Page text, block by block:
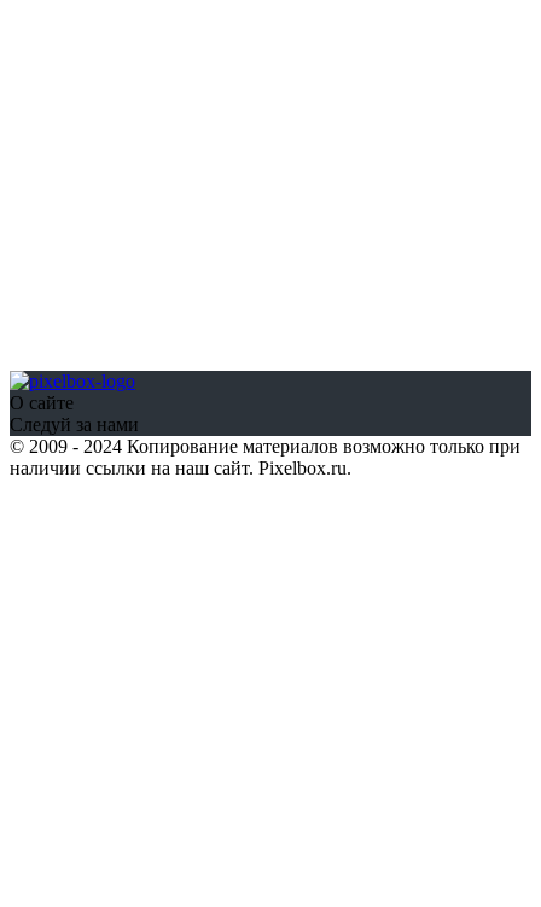
О сайте
Следуй за нами
© 2009 - 2024 Копирование материалов возможно только при
наличии ссылки на наш сайт. Pixelbox.ru.